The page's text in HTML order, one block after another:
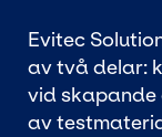
Evitec
av två delar:
vid
av